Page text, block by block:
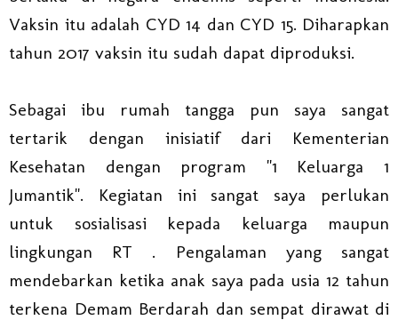
Vaksin itu adalah CYD 14 dan CYD 15. Diharapkan
tahun 2017 vaksin itu sudah dapat diproduksi.
Sebagai ibu rumah tangga pun saya sangat
tertarik dengan inisiatif dari Kementerian
Kesehatan dengan program "1 Keluarga 1
Jumantik". Kegiatan ini sangat saya perlukan
untuk sosialisasi kepada keluarga maupun
lingkungan RT . Pengalaman yang sangat
mendebarkan ketika anak saya pada usia 12 tahun
terkena Demam Berdarah dan sempat dirawat di